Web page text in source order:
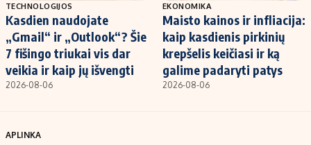
TECHNOLOGIJOS
Kasdien naudojate
„Gmail“ ir „Outlook“? Šie
7 fišingo triukai vis dar
veikia ir kaip jų išvengti
2026-08-06
EKONOMIKA
Maisto kainos ir infliacija:
kaip kasdienis pirkinių
krepšelis keičiasi ir ką
galime padaryti patys
2026-08-06
APLINKA